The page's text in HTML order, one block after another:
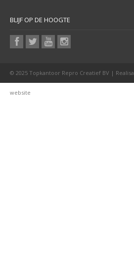
BLIJF OP DE HOOGTE
© 2025 Topkantoor Repro Creatief BV |
website